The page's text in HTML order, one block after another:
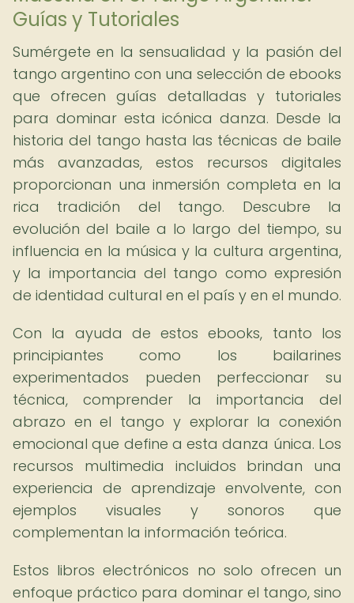
Guías y Tutoriales
Sumérgete en la sensualidad y la pasión del
tango argentino con una selección de ebooks
que ofrecen guías detalladas y tutoriales
para dominar esta icónica danza. Desde la
historia del tango hasta las técnicas de baile
más avanzadas, estos recursos digitales
proporcionan una inmersión completa en la
rica tradición del tango. Descubre la
evolución del baile a lo largo del tiempo, su
influencia en la música y la cultura argentina,
y la importancia del tango como expresión
de identidad cultural en el país y en el mundo.
Con la ayuda de estos ebooks, tanto los
principiantes como los bailarines
experimentados pueden perfeccionar su
técnica, comprender la importancia del
abrazo en el tango y explorar la conexión
emocional que define a esta danza única. Los
recursos multimedia incluidos brindan una
experiencia de aprendizaje envolvente, con
ejemplos visuales y sonoros que
complementan la información teórica.
Estos libros electrónicos no solo ofrecen un
enfoque práctico para dominar el tango, sino